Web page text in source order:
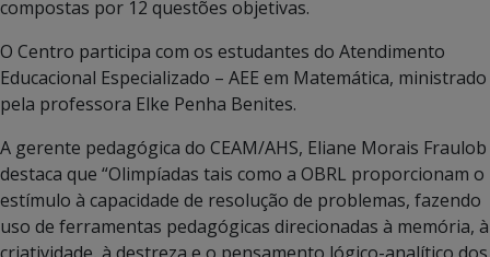
compostas por 12 questões objetivas.
O Centro participa com os estudantes do Atendimento
Educacional Especializado – AEE em Matemática, ministrado
pela professora Elke Penha Benites.
A gerente pedagógica do CEAM/AHS, Eliane Morais Fraulob
destaca que “Olimpíadas tais como a OBRL proporcionam o
estímulo à capacidade de resolução de problemas, fazendo
uso de ferramentas pedagógicas direcionadas à memória, à